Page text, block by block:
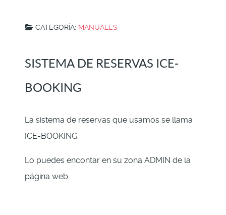
CATEGORÍA: MANUALES
SISTEMA DE RESERVAS ICE-
BOOKING
La sistema de reservas que usamos se llama
ICE-BOOKING.
Lo puedes encontar en su zona ADMIN de la
página web.